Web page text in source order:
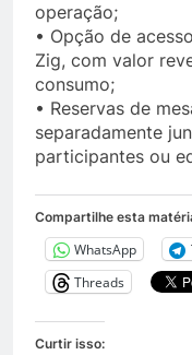
operação;
• Opção de
Zig, com valor
consumo;
• Reservas de
separadamente
participantes ou
Compartilhe esta
WhatsApp
Threads
Curtir isso: